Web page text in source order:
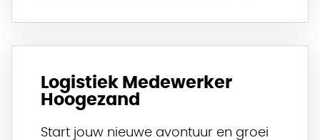
Logistiek Medewerker
Hoogezand
Start jouw nieuwe avontuur en groei